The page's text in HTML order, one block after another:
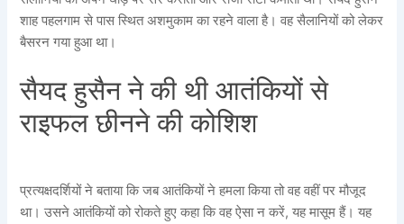
शाह पहलगाम से पास स्थित अशमुकाम का रहने वाला है। वह सैलानियों को लेकर
बैसरन गया हुआ था।
सैयद हुसैन ने की थी आतंकियों से
राइफल छीनने की कोशिश
प्रत्यक्षदर्शियों ने बताया कि जब आतंकियों ने हमला किया तो वह वहीं पर मौजूद
था। उसने आतंकियों को रोकते हुए कहा कि वह ऐसा न करें, यह मासूम हैं। यह